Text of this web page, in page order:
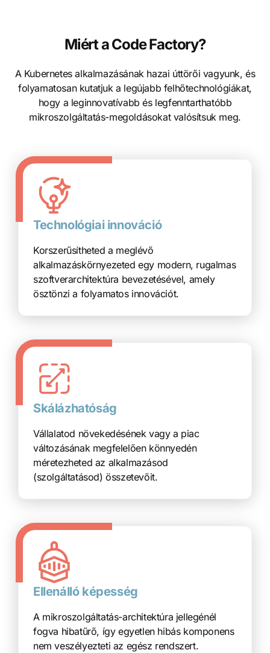
Miért a Code Factory?
A Kubernetes alkalmazásának hazai úttörői vagyunk, és
folyamatosan kutatjuk a legújabb felhőtechnológiákat,
hogy a leginnovatívabb és legfenntarthatóbb
mikroszolgáltatás-megoldásokat valósítsuk meg.
Technológiai innováció
Korszerűsítheted a meglévő
alkalmazáskörnyezeted egy modern, rugalmas
szoftverarchitektúra bevezetésével, amely
ösztönzi a folyamatos innovációt.
Skálázhatóság
Vállalatod növekedésének vagy a piac
változásának megfelelően könnyedén
méretezheted az alkalmazásod
(szolgáltatásod) összetevőit.
Ellenálló képesség
A mikroszolgáltatás-architektúra jellegénél
fogva hibatűrő, így egyetlen hibás komponens
nem veszélyezteti az egész rendszert.